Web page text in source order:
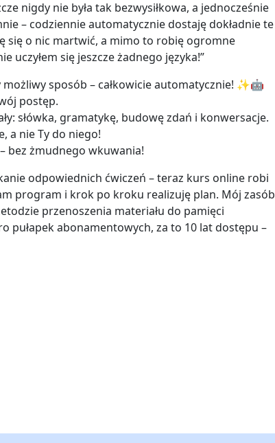
nigdy nie była tak bezwysiłkowa, a jednocześnie
– codziennie automatycznie dostaję dokładnie te
się o nic martwić, a mimo to robię ogromne
uczyłem się jeszcze żadnego języka!”
sposób – całkowicie automatycznie! ✨🤖
postęp.
słówka, gramatykę, budowę zdań i konwersacje.
a nie Ty do niego!
bez żmudnego wkuwania!
odpowiednich ćwiczeń – teraz kurs online robi
program i krok po kroku realizuję plan. Mój zasób
przenoszenia materiału do pamięci
pułapek abonamentowych, za to 10 lat dostępu –